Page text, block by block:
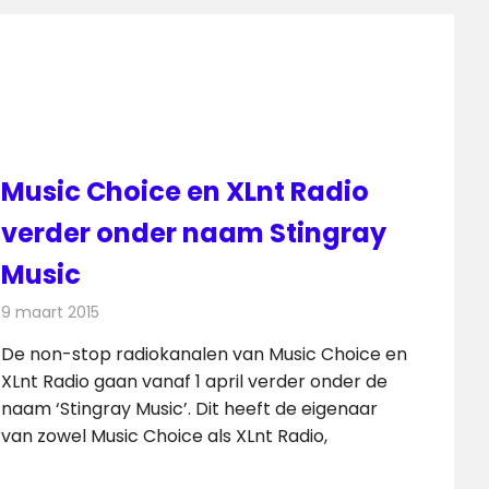
Music Choice en XLnt Radio
verder onder naam Stingray
Music
9 maart 2015
De non-stop radiokanalen van Music Choice en
XLnt Radio gaan vanaf 1 april verder onder de
naam ‘Stingray Music’. Dit heeft de eigenaar
van zowel Music Choice als XLnt Radio,